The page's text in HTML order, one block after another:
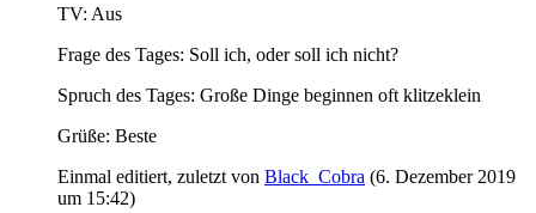
TV: Aus
Frage des Tages: Soll ich, oder soll ich nicht?
Spruch des Tages: Große Dinge beginnen oft klitzeklein
Grüße: Beste
Einmal editiert, zuletzt von Black_Cobra (6. Dezember 2019
um 15:42)